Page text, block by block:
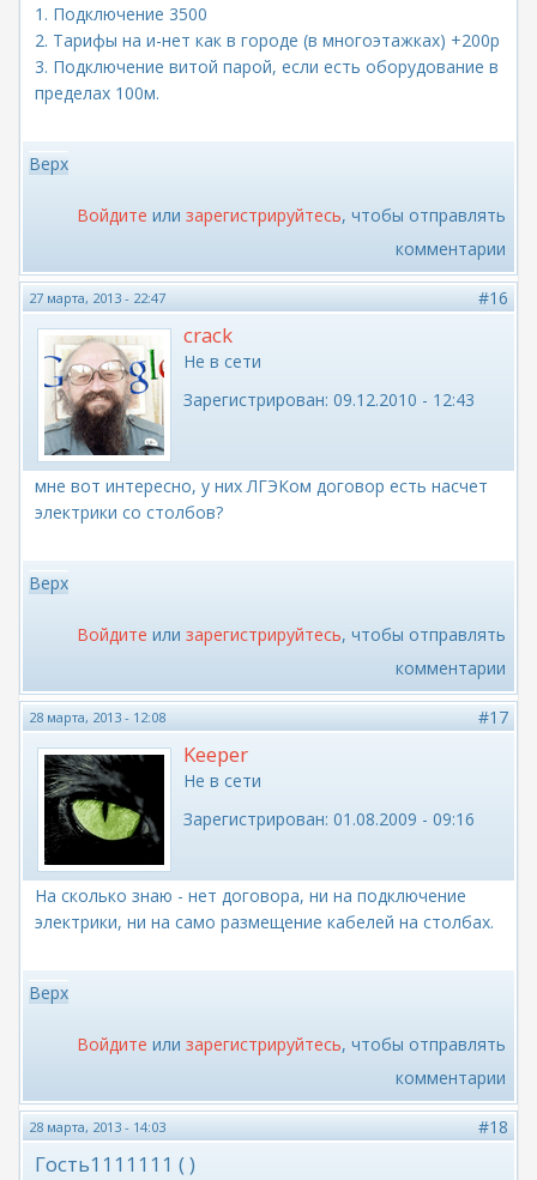
1. Подключение 3500
2. Тарифы на и-нет как в городе (в многоэтажках) +200р
3. Подключение витой парой, если есть оборудование в
пределах 100м.
Верх
Войдите или зарегистрируйтесь, чтобы отправлять
комментарии
27 марта, 2013 - 22:47 #16
crack
Не в сети
Зарегистрирован: 09.12.2010 - 12:43
мне вот интересно, у них ЛГЭКом договор есть насчет
электрики со столбов?
Верх
Войдите или зарегистрируйтесь, чтобы отправлять
комментарии
28 марта, 2013 - 12:08 #17
Keeper
Не в сети
Зарегистрирован: 01.08.2009 - 09:16
На сколько знаю - нет договора, ни на подключение
электрики, ни на само размещение кабелей на столбах.
Верх
Войдите или зарегистрируйтесь, чтобы отправлять
комментарии
28 марта, 2013 - 14:03 #18
Гость1111111 ( )